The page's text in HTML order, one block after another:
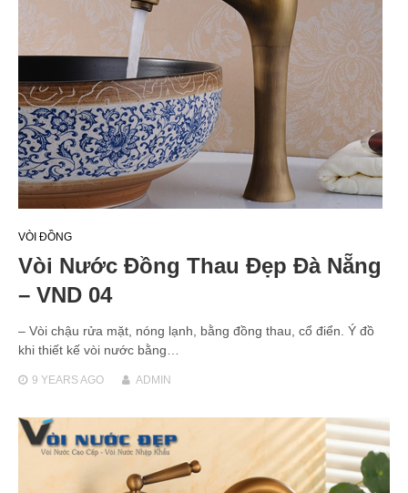
VÒI ĐỒNG
Vòi Nước Đồng Thau Đẹp Đà Nẵng
– VND 04
– Vòi chậu rửa mặt, nóng lạnh, bằng đồng thau, cổ điển. Ý đồ
khi thiết kế vòi nước bằng…
9 YEARSAGO ADMIN